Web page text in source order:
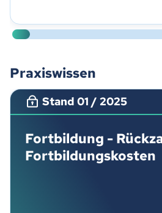
Praxiswissen
Stand 01 / 2025
Fortbildung -
Fortbildungskosten